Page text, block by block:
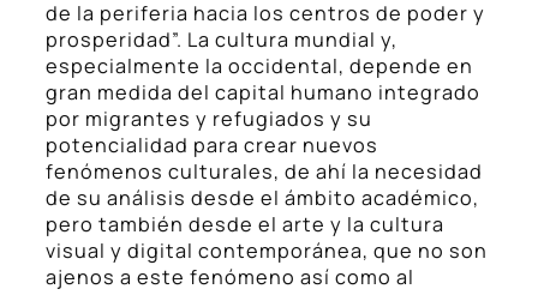
de la periferia hacia los centros de poder y
prosperidad”. La cultura mundial y,
especialmente la occidental, depende en
gran medida del capital humano integrado
por migrantes y refugiados y su
potencialidad para crear nuevos
fenómenos culturales, de ahí la necesidad
de su análisis desde el ámbito académico,
pero también desde el arte y la cultura
visual y digital contemporánea, que no son
ajenos a este fenómeno así como al